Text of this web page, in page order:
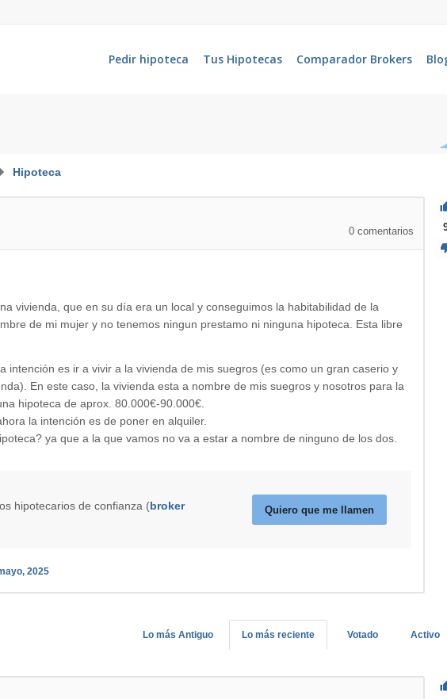
Pedir hipoteca Tus Hipotecas Comparador Brokers
Hipoteca
0 comentarios
vivienda, que en su día era un local y conseguimos la habitabilidad de la
de mi mujer y no tenemos ningun prestamo ni ninguna hipoteca. Esta libre
intención es ir a vivir a la vivienda de mis suegros (es como un gran caserio y
En este caso, la vivienda esta a nombre de mis suegros y nosotros para la
hipoteca de aprox. 80.000€-90.000€.
la intención es de poner en alquiler.
ya que a la que vamos no va a estar a nombre de ninguno de los dos.
hipotecarios de confianza (broker
Quiero que me llamen
2025
Activo
Votado
Lo más reciente
Lo más Antiguo